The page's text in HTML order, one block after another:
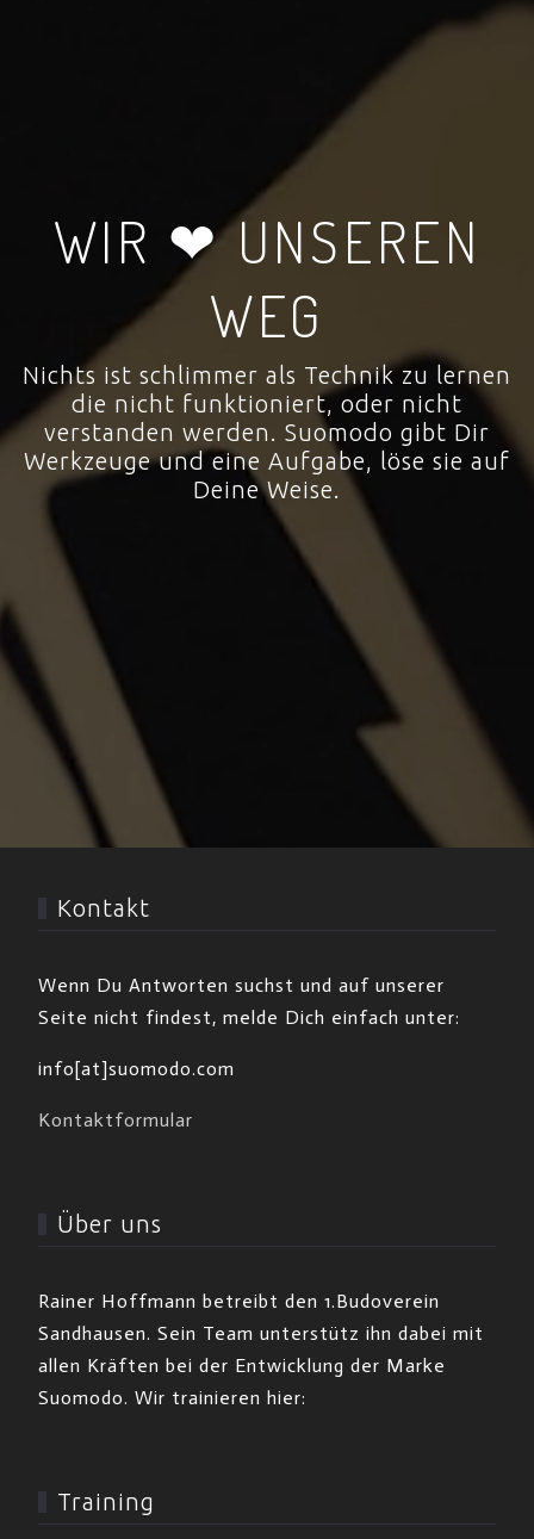
WIR ❤ UNSEREN
WEG
Nichts ist schlimmer als Technik zu lernen
die nicht funktioniert, oder nicht
verstanden werden. Suomodo gibt Dir
Werkzeuge und eine Aufgabe, löse sie auf
Deine Weise.
Kontakt
Wenn Du Antworten suchst und auf unserer
Seite nicht findest, melde Dich einfach unter:
info[at]suomodo.com
Kontaktformular
Über uns
Rainer Hoffmann betreibt den 1.Budoverein
Sandhausen. Sein Team unterstütz ihn dabei mit
allen Kräften bei der Entwicklung der Marke
Suomodo. Wir trainieren hier:
Training